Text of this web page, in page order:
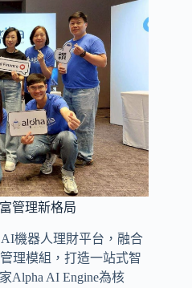
管理新格局
機器人理財平台，融合
理模組，打造一站式智
Alpha AI Engine為核